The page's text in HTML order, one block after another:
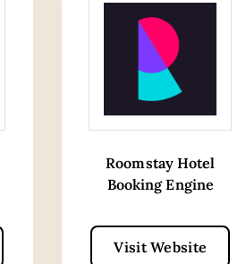
Roomstay Hotel
Booking Engine
Visit Website